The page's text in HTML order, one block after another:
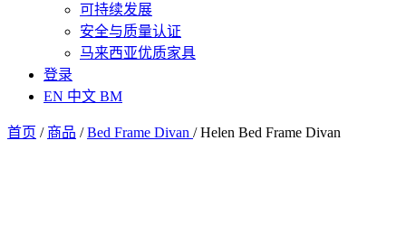
可持续发展
安全与质量认证
马来西亚优质家具
登录
EN 中文 BM
首页 / 商品 / Bed Frame Divan / Helen Bed Frame Divan